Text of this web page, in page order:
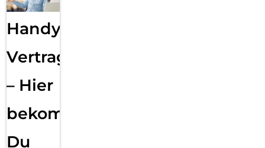
Handy
Vertragsabwicklung
– Hier
bekommst
Du